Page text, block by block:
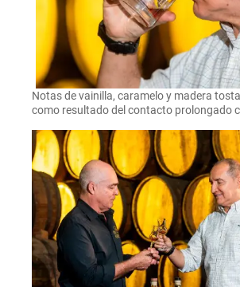
Notas de vainilla, caramelo y madera
como resultado del contacto prolongado